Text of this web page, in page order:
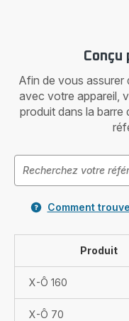
Conçu
Afin de vous assurer
avec votre appareil,
produit dans la
Comment
Produit
X-Ô 160
X-Ô 70